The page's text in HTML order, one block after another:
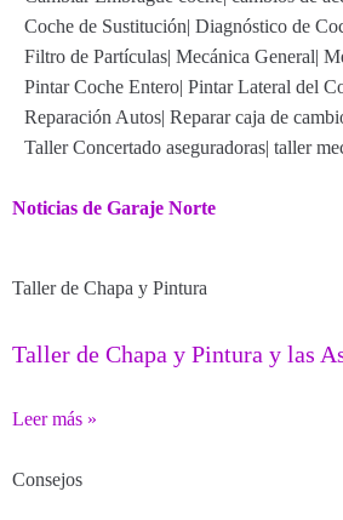
Coche de Sustitución| Diagnóstico de
Filtro de Partículas| Mecánica General|
Pintar Coche Entero| Pintar Lateral del
Reparación Autos| Reparar caja de
Taller Concertado aseguradoras| taller
Noticias de Garaje Norte
Taller de Chapa y Pintura
Taller de Chapa y Pintura y las
Leer más »
Consejos